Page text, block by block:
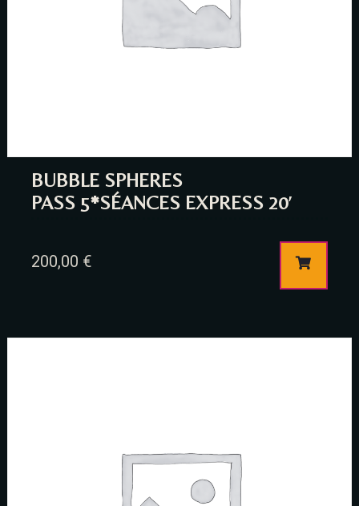
BUBBLE SPHERES
PASS 5*SÉANCES EXPRESS 20′
200,00 €